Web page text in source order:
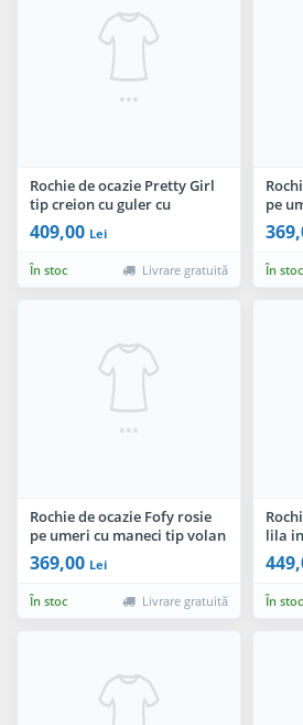
Rochie de ocazie Pretty Girl
tip creion cu guler cu
margele cusute
409,00 Lei
În stoc Livrare gratuită
pe
cu
În stoc
Rochie de ocazie Fofy rosie
pe umeri cu maneci tip volan
cu glitter
369,00 Lei
În stoc Livrare gratuită
lila
În stoc